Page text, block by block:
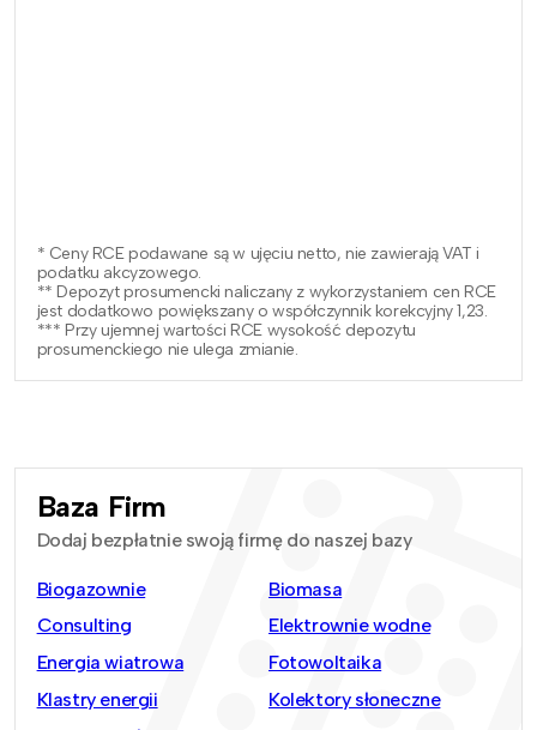
* Ceny RCE podawane są w ujęciu netto, nie zawierają VAT i
podatku akcyzowego.
** Depozyt prosumencki naliczany z wykorzystaniem cen RCE
jest dodatkowo powiększany o współczynnik korekcyjny 1,23.
*** Przy ujemnej wartości RCE wysokość depozytu
prosumenckiego nie ulega zmianie.
Baza Firm
Dodaj bezpłatnie swoją firmę do naszej bazy
Biogazownie
Biomasa
Consulting
Elektrownie wodne
Energia wiatrowa
Fotowoltaika
Klastry energii
Kolektory słoneczne